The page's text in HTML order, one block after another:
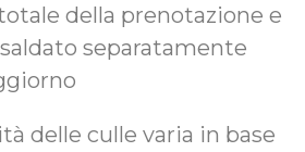
della prenotazione e
separatamente
delle culle varia in base